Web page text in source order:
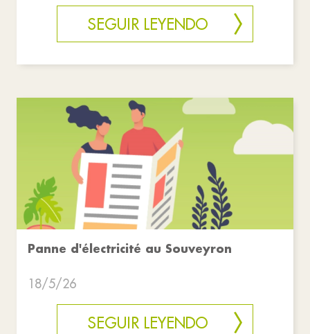
SEGUIR LEYENDO
Panne d'électricité au Souveyron
18/5/26
SEGUIR LEYENDO